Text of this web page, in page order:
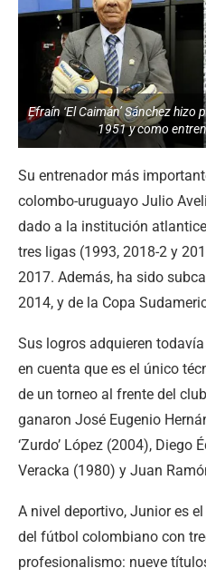
Efraín ‘El Caimán’ Sánchez
1951 y como
Su entrenador más
colombo-uruguayo Julio
dado a la institución
tres ligas (1993, 2018-2 y
2017. Además, ha sido
2014, y de la Copa
Sus logros adquieren
en cuenta que es el único
de un torneo al frente del
ganaron José Eugenio
‘Zurdo’ López (2004), Diego
Veracka (1980) y Juan
A nivel deportivo, Junior es
del fútbol colombiano con
profesionalismo:​ nueve